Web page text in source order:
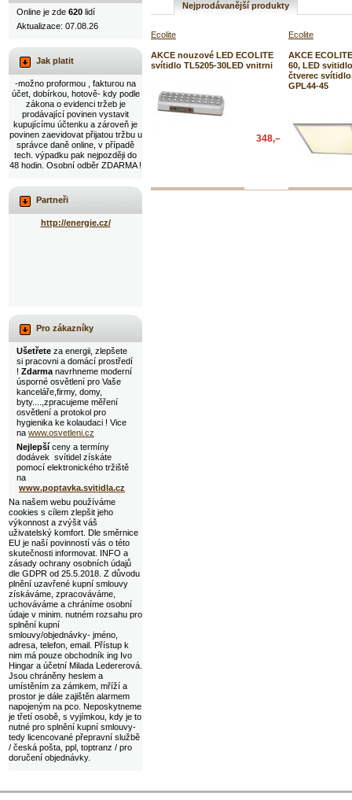
Nejprodávanější produkty
Ecolite
AKCE nouzové LED ECOLITE
svítidlo TL5205-30LED vnitrni
348,–
Ecolite
AKCE
60, LED
čtverec
GPL44-45
Online je zde 620 lidí
Aktualizace: 07.08.26
Jak platit
-možno proformou , fakturou na
účet, dobírkou, hotově- kdy podle
zákona o evidenci tržeb je
prodávající povinen vystavit
kupujícímu účtenku a zároveň je
povinen zaevidovat přijatou tržbu u
správce daně online, v případě
tech. výpadku pak nejpozději do
48 hodin. Osobní odběr ZDARMA !
Partneři
http://energie.cz/
Pro zákazníky
Ušetřete za energii, zlepšete
si pracovni a domácí prostředí
! Zdarma navrhneme moderní
úsporné osvětlení pro Vaše
kanceláře,firmy, domy,
byty....,zpracujeme měření
osvětlení a protokol pro
hygienika ke kolaudaci ! Vice
na www.osvetleni.cz
Nejlepší ceny a termíny
dodávek svítidel získáte
pomocí elektronického tržiště
na
www.poptavka.svitidla.cz
Na našem webu používáme
cookies s cílem zlepšit jeho
výkonnost a zvýšit váš
uživatelský komfort. Dle směrnice
EU je naší povinností vás o této
skutečnosti informovat. INFO a
zásady ochrany osobních údajů
dle GDPR od 25.5.2018. Z důvodu
plnění uzavřené kupní smlouvy
získáváme, zpracováváme,
uchováváme a chráníme osobní
údaje v minim. nutném rozsahu pro
splnění kupní
smlouvy/objednávky- jméno,
adresa, telefon, email. Přístup k
nim má pouze obchodník ing Ivo
Hingar a účetní Milada Ledererová.
Jsou chráněny heslem a
umístěním za zámkem, mříží a
prostor je dále zajištěn alarmem
napojeným na pco. Neposkytneme
je třetí osobě, s vyjímkou, kdy je to
nutné pro splnění kupní smlouvy-
tedy licencované přepravní službě
/ česká pošta, ppl, toptranz / pro
doručení objednávky.